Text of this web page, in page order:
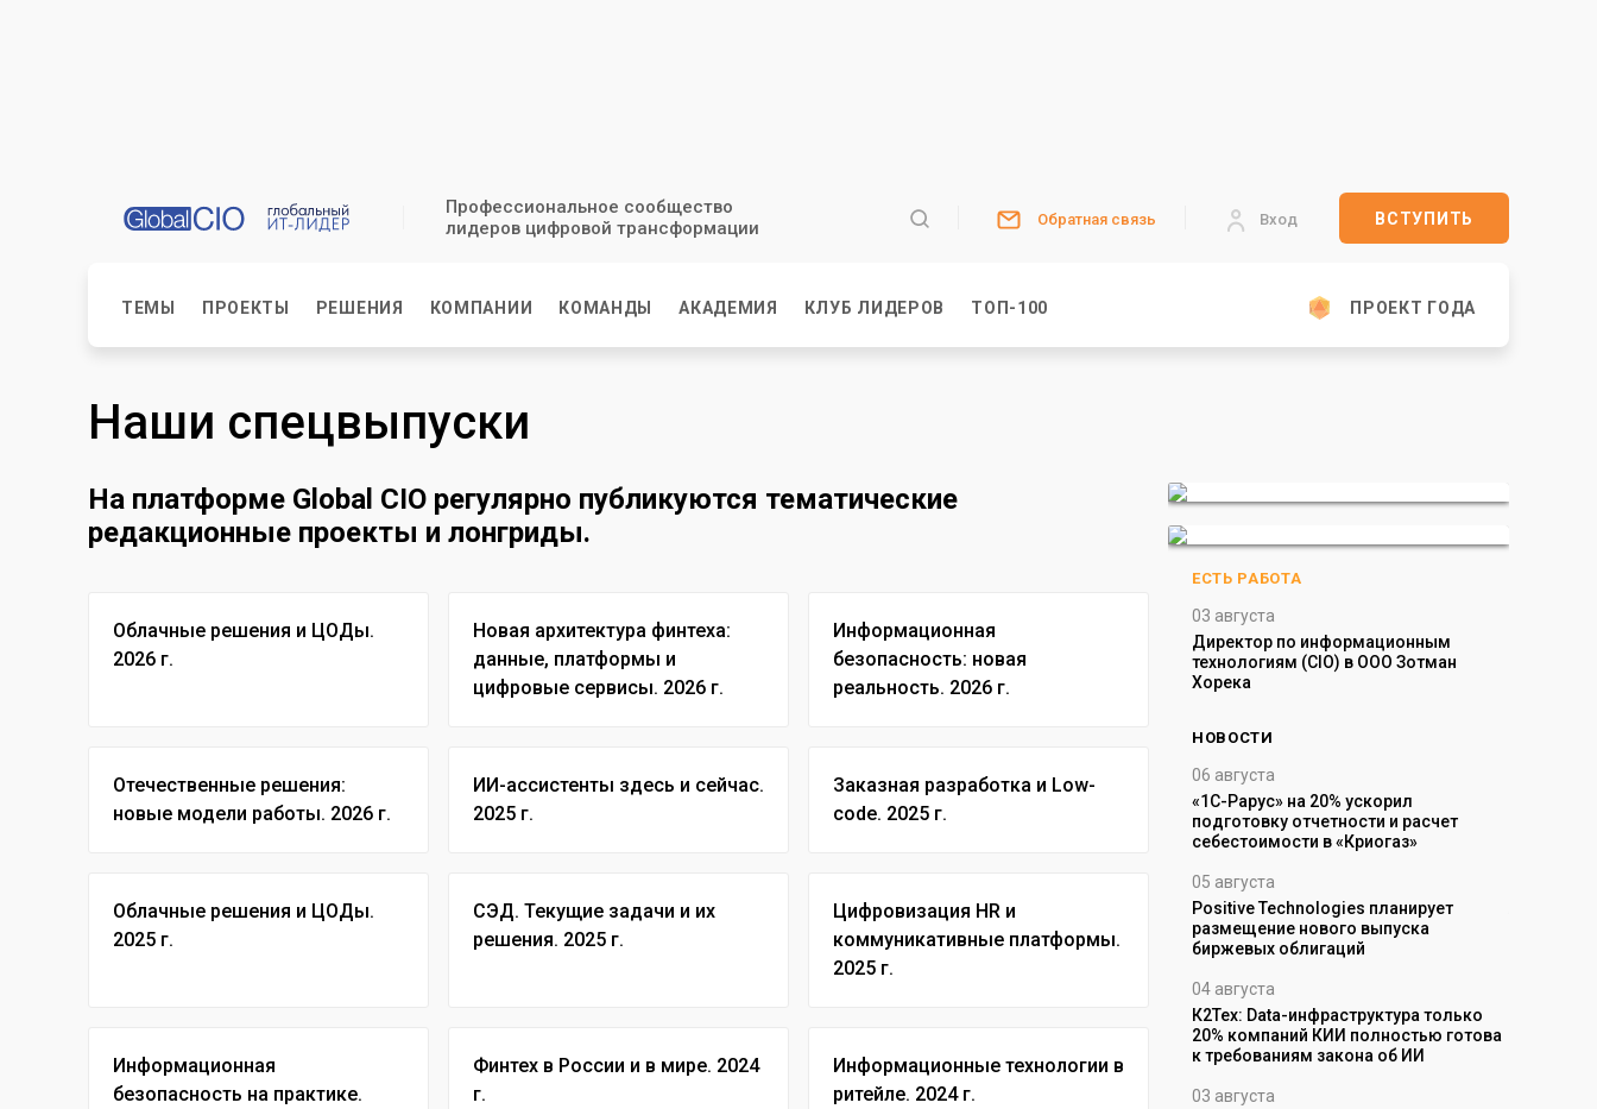
Профессиональное сообщество
лидеров цифровой трансформации
Обратная связь Вход ВСТУПИТЬ
ТЕМЫ ПРОЕКТЫ РЕШЕНИЯ КОМПАНИИ КОМАНДЫ АКАДЕМИЯ КЛУБ ЛИДЕРОВ ТОП-100 ПРОЕКТ ГОДА
Наши спецвыпуски
На платформе Global CIO регулярно публикуются тематические
редакционные проекты и лонгриды.
Облачные решения и ЦОДы.
2026 г.
Новая архитектура финтеха:
данные, платформы и
цифровые сервисы. 2026 г.
Информационная
безопасность: новая
реальность. 2026 г.
Отечественные решения:
новые модели работы. 2026 г.
ИИ-ассистенты здесь и сейчас.
2025 г.
Заказная разработка и Low-
code. 2025 г.
Облачные решения и ЦОДы.
2025 г.
СЭД. Текущие задачи и их
решения. 2025 г.
Цифровизация HR и
коммуникативные платформы.
2025 г.
Информационная
безопасность на практике.
Финтех в России и в мире. 2024
г.
Информационные технологии в
ритейле. 2024 г.
ЕСТЬ РАБОТА
03 августа
Директор по информационным
технологиям (CIO) в ООО Зотман
Хорека
НОВОСТИ
Айтишники возглавили рейтинг самых
высокооплачиваемых профессий на
Исследование TAdviser: рынок MES-
систем в России перерос стадию
импортозамещения, но пока не
достиг зрелости
ограничен дисбалансом
распределения мощностей
06 августа
«1С-Рарус» на 20% ускорил
подготовку отчетности и расчет
себестоимости в «Криогаз»
05 августа
Positive Technologies планирует
размещение нового выпуска
биржевых облигаций
04 августа
К2Тех: Data-инфраструктура только
20% компаний КИИ полностью готова
к требованиям закона об ИИ
03 августа